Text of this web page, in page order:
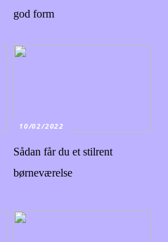
god form
10/02/2022
Sådan får du et stilrent
børneværelse